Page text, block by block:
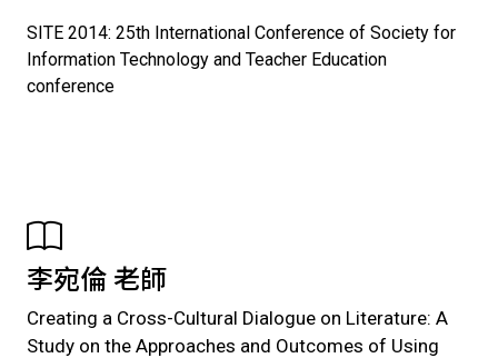
SITE 2014: 25th International Conference of Society for
Information Technology and Teacher Education
conference
李宛倫 老師
Creating a Cross-Cultural Dialogue on Literature: A
Study on the Approaches and Outcomes of Using